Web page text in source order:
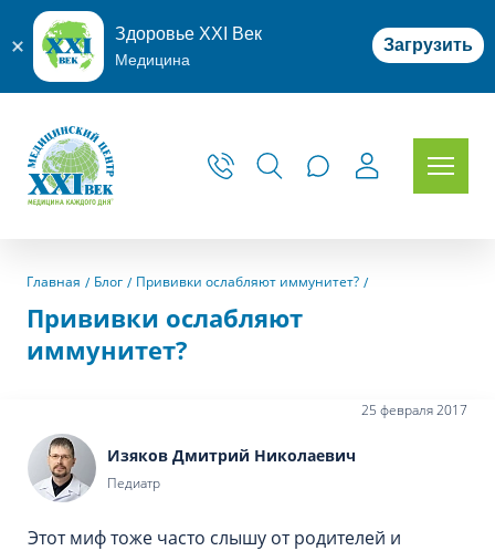
Здоровье XXI Век
Медицина
Загрузить
Главная Блог Прививки ослабляют иммунитет?
Прививки ослабляют
иммунитет?
Изяков Дмитрий Николаевич
Педиатр
25 февраля 2017
Этот миф тоже часто слышу от родителей и